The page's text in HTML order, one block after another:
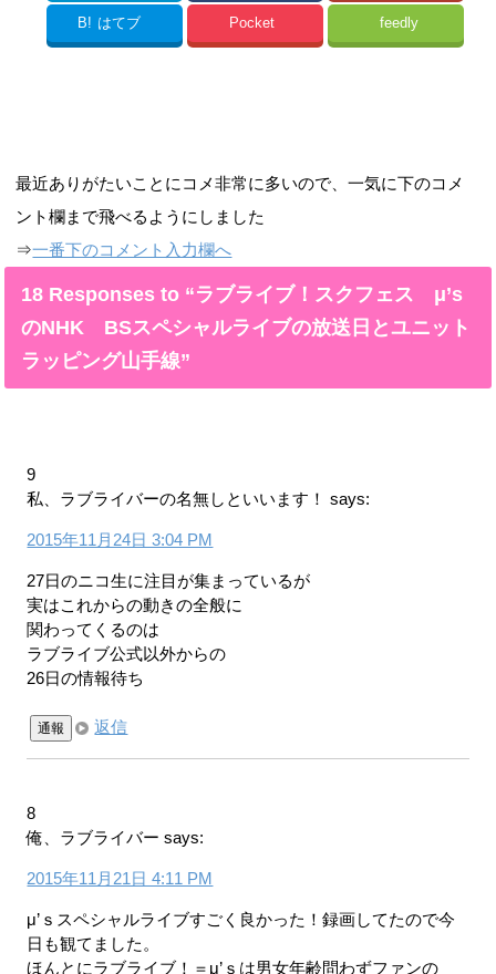
B! はてブ Pocket feedly
最近ありがたいことにコメ非常に多いので、一気に下のコメ
ント欄まで飛べるようにしました
⇒一番下のコメント入力欄へ
18 Responses to “ラブライブ！スクフェス μ’s
のNHK BSスペシャルライブの放送日とユニット
ラッピング山手線”
9
私、ラブライバーの名無しといいます！
says:
2015年11月24日 3:04 PM
27日のニコ生に注目が集まっているが
実はこれからの動きの全般に
関わってくるのは
ラブライブ公式以外からの
26日の情報待ち
通報 返信
8
俺、ラブライバー says:
2015年11月21日 4:11 PM
μ’ｓスペシャルライブすごく良かった！録画してたので今
日も観てました。
ほんとにラブライブ！＝μ’ｓは男女年齢問わずファンの